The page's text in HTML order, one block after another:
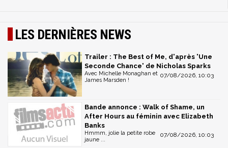
LES DERNIÈRES NEWS
Trailer : The Best of Me, d'après 'Une
Seconde Chance' de Nicholas Sparks
07/08/2026, 10:03
Avec Michelle Monaghan et
James Marsden !
Bande annonce : Walk of Shame, un
After Hours au féminin avec Elizabeth
Banks
07/08/2026, 10:03
Hmmm, jolie la petite robe
jaune ...